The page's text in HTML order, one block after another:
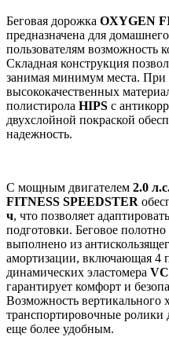
Беговая дорожка OXYGEN
предназначена для
пользователям возможность
Складная конструкция
занимая минимум места.
высококачественных
полистирола HIPS с
двухслойной покраской
надежность.
С мощным двигателем 2.0
FITNESS SPEEDSTER
ч, что позволяет
подготовки. Беговое полотно
выполнено из
амортизации, включающая 4
динамических эластомера
гарантирует комфорт и
Возможность вертикального
транспортировочные ролики
еще более удобным.